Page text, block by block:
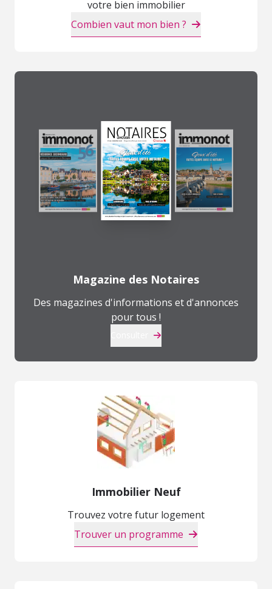
votre bien immobilier
Combien vaut mon bien ?
Magazine des Notaires
Des magazines d'informations et d'annonces
pour tous !
Immobilier Neuf
Trouvez votre futur logement
Trouver un programme